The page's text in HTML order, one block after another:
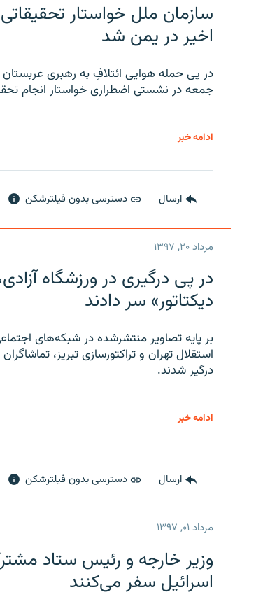
سازمان ملل خواستار
اخیر در یمن شد
در پی حمله هوایی ائتلافِ به رهبری
جمعه در نشستی اضطراری خواستار انجام
ادامه خبر
ارسال دسترسی بدون فیلترشکن
مرداد ۲۰, ۱۳۹۷
در پی درگیری در ورزشگاه
دیکتاتور» سر دادند
بر پایه تصاویر منتشرشده در شبکه‌های
استقلال تهران و تراکتورسازی تبریز،
درگیر شدند.
ادامه خبر
ارسال دسترسی بدون فیلترشکن
مرداد ۰۱, ۱۳۹۷
وزیر خارجه و رئیس‌ ستاد
اسرائیل سفر می‌کنند